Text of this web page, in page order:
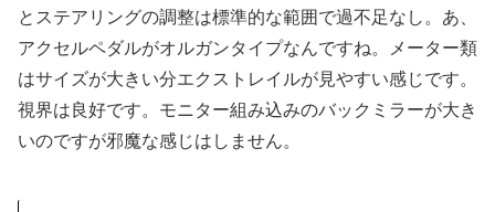
とステアリングの調整は標準的な範囲で過不足なし。あ、
アクセルペダルがオルガンタイプなんですね。メーター類
はサイズが大きい分エクストレイルが見やすい感じです。
視界は良好です。モニター組み込みのバックミラーが大き
いのですが邪魔な感じはしません。